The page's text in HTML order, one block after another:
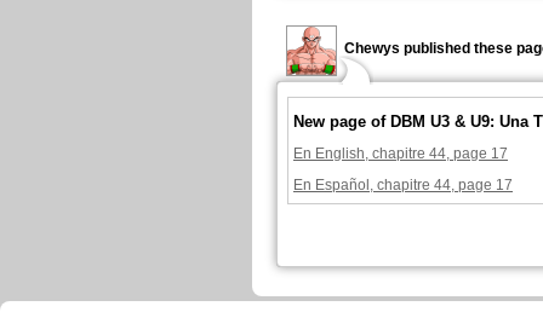
Chewys published these
New page of DBM U3 & U9: Una
En English, chapitre 44, page 17
En Español, chapitre 44, page 17